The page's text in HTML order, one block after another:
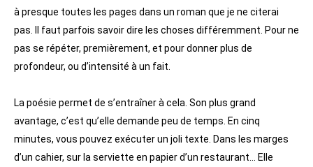
à presque toutes les pages dans un roman que je ne citerai
pas. Il faut parfois savoir dire les choses différemment. Pour ne
pas se répéter, premièrement, et pour donner plus de
profondeur, ou d’intensité à un fait.
La poésie permet de s’entraîner à cela. Son plus grand
avantage, c’est qu’elle demande peu de temps. En cinq
minutes, vous pouvez exécuter un joli texte. Dans les marges
d’un cahier, sur la serviette en papier d’un restaurant… Elle